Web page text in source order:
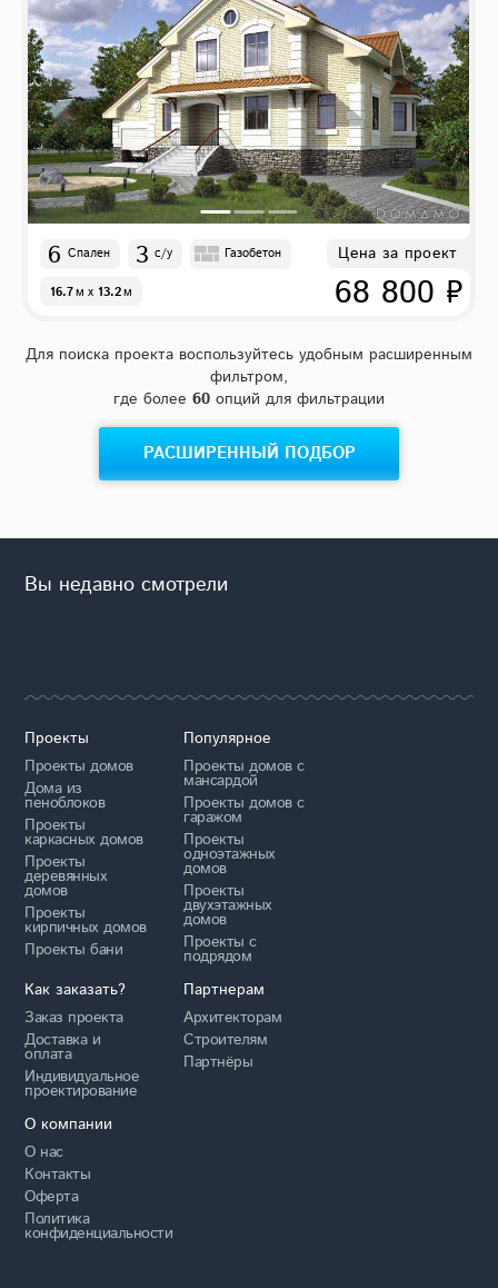
6 Спален 3 с/у Газобетон
16.7м x 13.2м
Цена за проект
68 800 ₽
53 800 ₽
D797
5 Спален 5
16.5м x 16.3
D795